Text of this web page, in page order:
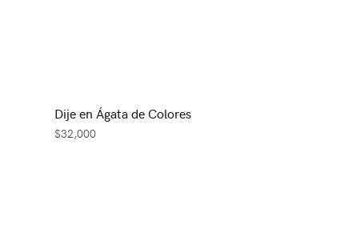
Dije en Ágata de Colores
$32,000